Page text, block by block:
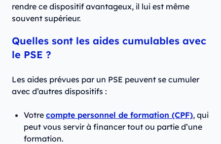
rendre ce dispositif avantageux, il lui est même
souvent supérieur.
Quelles sont les aides cumulables avec
le PSE ?
Les aides prévues par un PSE peuvent se cumuler
avec d’autres dispositifs :
Votre compte personnel de formation (CPF), qui
peut vous servir à financer tout ou partie d’une
formation.